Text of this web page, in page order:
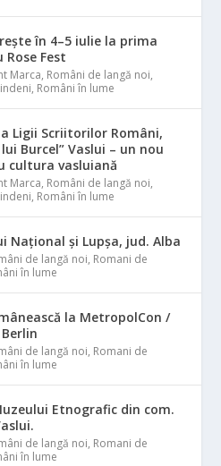
în 4–5 iulie la prima
Rose Fest
Marca, Români de langă noi,
, Români în lume
Ligii Scriitorilor Români,
Burcel” Vaslui – un nou
cultura vasluiană
Marca, Români de langă noi,
, Români în lume
Național și Lupșa, jud. Alba
de langă noi, Romani de
în lume
la MetropolCon /
de langă noi, Romani de
în lume
Etnografic din com.
de langă noi, Romani de
în lume